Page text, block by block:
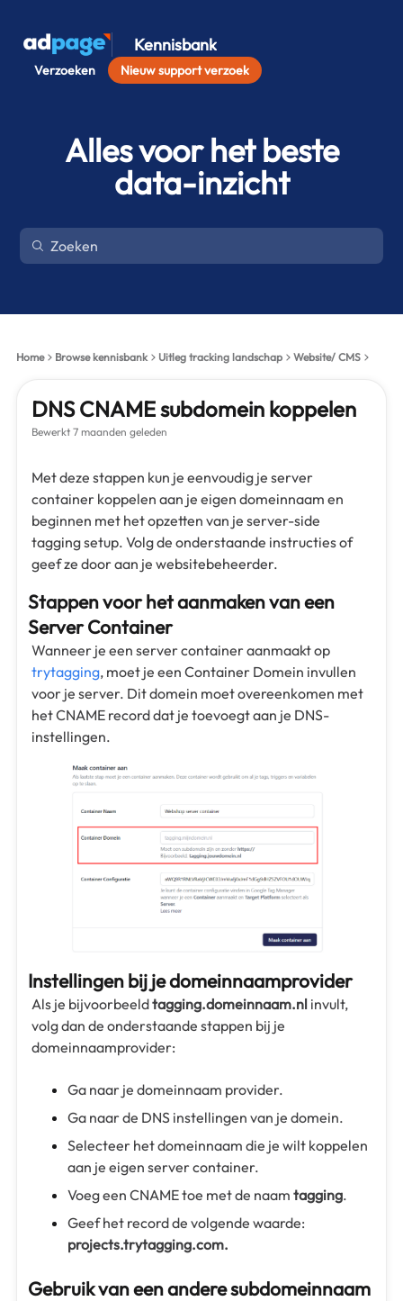
Kennisbank
Verzoeken Nieuw support verzoek
Alles voor het beste
data-inzicht
Home Browse kennisbank Uitleg tracking landschap Website/ CMS
DNS CNAME subdomein koppelen
Bewerkt 7 maanden geleden
Met deze stappen kun je eenvoudig je server
container koppelen aan je eigen domeinnaam en
beginnen met het opzetten van je server-side
tagging setup. Volg de onderstaande instructies of
geef ze door aan je websitebeheerder.
Stappen voor het aanmaken van een
Server Container
Wanneer je een server container aanmaakt op
trytagging, moet je een Container Domein invullen
voor je server. Dit domein moet overeenkomen met
het CNAME record dat je toevoegt aan je DNS-
instellingen.
Instellingen bij je domeinnaamprovider
Als je bijvoorbeeldtagging.domeinnaam.nl invult,
volg dan de onderstaande stappen bij je
domeinnaamprovider:
Ga naar je domeinnaam provider.
Ga naar de DNS instellingen van je domein.
Selecteer het domeinnaam die je wilt koppelen
aan je eigen server container.
Voeg een CNAME toe met de naam tagging.
Geef het record de volgende waarde:
projects.trytagging.com.
Gebruik van een andere subdomeinnaam